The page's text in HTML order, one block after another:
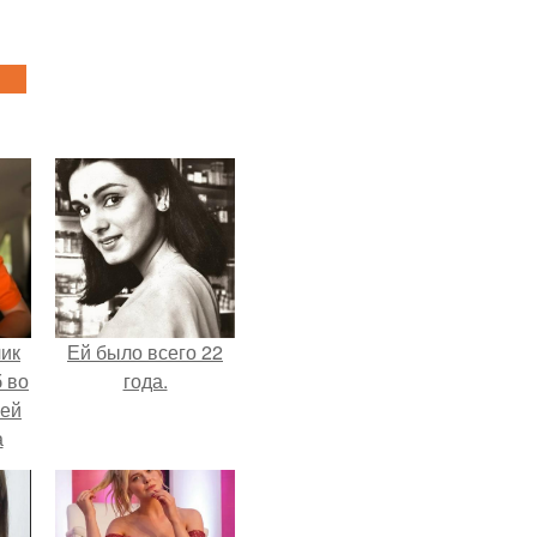
во
Ей было всего 22
года.